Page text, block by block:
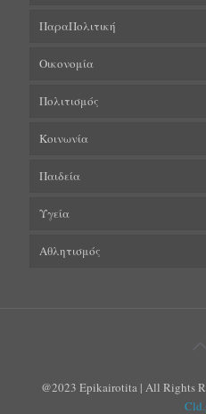
ΠαραΠολιτική
Οικονομία
Πολιτισμός
Κοινωνία
Παιδεία
Υγεία
Αθλητισμός
@2023 Epikairotita | All Rights